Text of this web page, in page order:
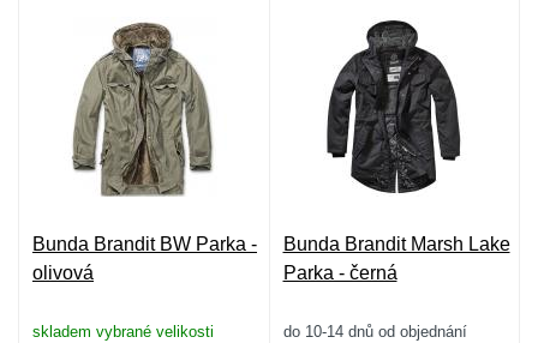
Bunda Brandit BW Parka -
olivová
skladem vybrané velikosti
Bunda Brandit Marsh Lake
Parka - černá
do 10-14 dnů od objednání